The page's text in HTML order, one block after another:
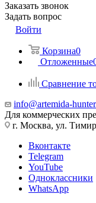
Заказать звонок
Задать вопрос
Войти
Корзина0
Отложенные
Сравнение
info@artemida-
Для коммерческих
г. Москва, ул.
Вконтакте
Telegram
YouTube
Одноклассники
WhatsApp